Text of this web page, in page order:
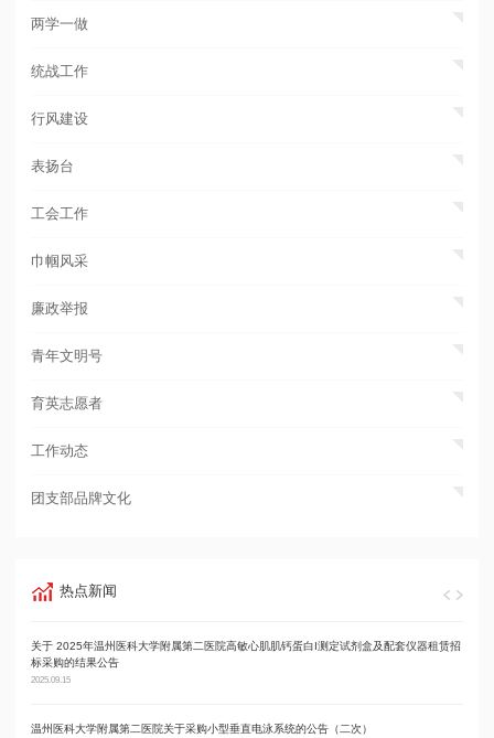
两学一做
统战工作
行风建设
表扬台
工会工作
巾帼风采
廉政举报
青年文明号
育英志愿者
工作动态
团支部品牌文化
热点新闻
关于 2025年温州医科大学附属第二医院高敏心肌肌钙蛋白I测定试剂盒及配套仪器租赁招
标采购的结果公告
2025.09.15
温州医科大学附属第二医院关于采购小型垂直电泳系统的公告（二次）